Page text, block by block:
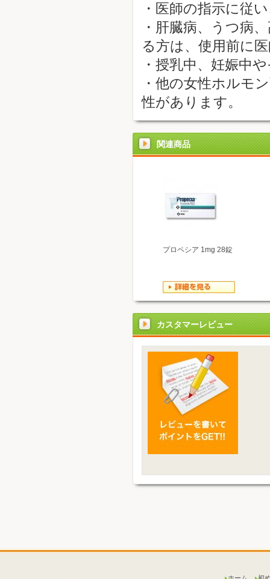
・医師の指示に従
・肝臓病、うつ病
る方は、使用前に
・授乳中、妊娠中
・他の女性ホルモ
性があります。
関連商品
プロペシア 1mg 28錠
カスタマーレビュー